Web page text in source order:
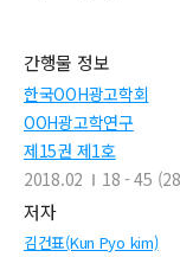
간행물 정보
한국OOH광고학회
OOH광고학연구
제15권 제1호
2018.02
18 - 45
저자
김건표(Kun Pyo kim)